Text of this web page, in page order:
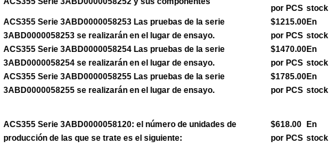
por PCS stock
ACS355 Serie 3ABD0000058253 Las pruebas de la serie
3ABD0000058253 se realizarán en el lugar de ensayo.
$1215.00
por PCS
En
stock
ACS355 Serie 3ABD0000058254 Las pruebas de la serie
3ABD0000058254 se realizarán en el lugar de ensayo.
$1470.00
por PCS
En
stock
ACS355 Serie 3ABD0000058255 Las pruebas de la serie
3ABD0000058255 se realizarán en el lugar de ensayo.
$1785.00
por PCS
En
stock
ACS355 Serie 3ABD0000058120: el número de unidades de
producción de las que se trate es el siguiente:
$618.00
por PCS
En
stock